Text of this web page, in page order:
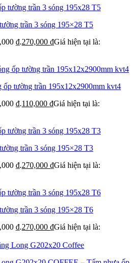
trần 3 sóng 195×28 T5
₫.270,000 ₫Giá hiện tại là:
ốp tường trần 195x12x2900mm kvt4
₫.110,000 ₫Giá hiện tại là:
trần 3 sóng 195×28 T3
₫.270,000 ₫Giá hiện tại là:
trần 3 sóng 195×28 T6
₫.270,000 ₫Giá hiện tại là: